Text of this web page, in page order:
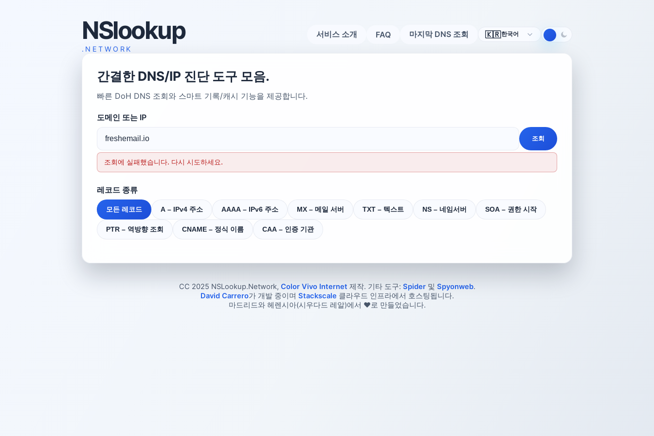
NSlookup
.NETWORK
서비스 소개 FAQ 마지막 DNS 조회 🇰🇷한국어
간결한 DNS/IP 진단 도구 모음.
빠른 DoH DNS 조회와 스마트 기록/캐시 기능을 제공합니다.
도메인 또는 IP
조회
조회에 실패했습니다. 다시 시도하세요.
레코드 종류
모든 레코드 A – IPv4 주소 AAAA – IPv6 주소 MX – 메일 서버 TXT – 텍스트 NS – 네임서버 SOA – 권한 시작
PTR – 역방향 조회 CNAME – 정식 이름 CAA – 인증 기관
CC 2025 NSLookup.Network, Color Vivo Internet 제작. 기타 도구: Spider및 Spyonweb.
David Carrero가 개발 중이며 Stackscale 클라우드 인프라에서 호스팅됩니다.
마드리드와 헤렌시아(시우다드 레알)에서 ❤️로 만들었습니다.